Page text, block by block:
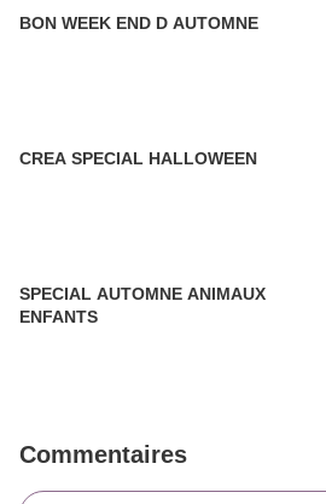
BON WEEK END D AUTOMNE
CREA SPECIAL HALLOWEEN
SPECIAL AUTOMNE ANIMAUX
ENFANTS
Commentaires